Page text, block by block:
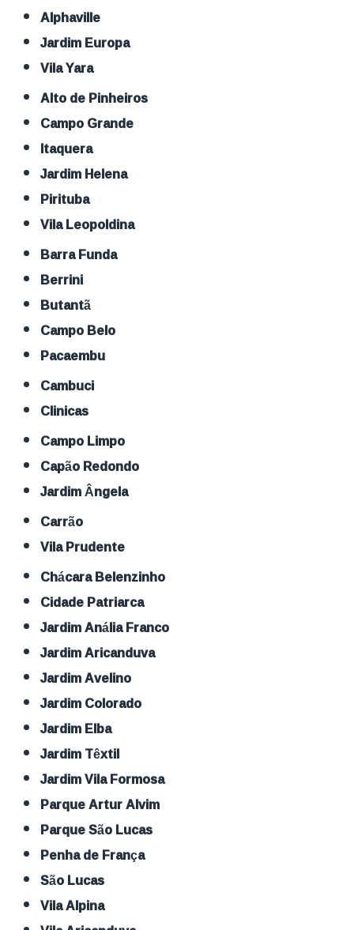
Alphaville
Jardim Europa
Vila Yara
Alto de Pinheiros
Campo Grande
Itaquera
Jardim Helena
Pirituba
Vila Leopoldina
Barra Funda
Berrini
Butantã
Campo Belo
Pacaembu
Cambuci
Clinicas
Campo Limpo
Capão Redondo
Jardim Ângela
Carrão
Vila Prudente
Chácara Belenzinho
Cidade Patriarca
Jardim Anália Franco
Jardim Aricanduva
Jardim Avelino
Jardim Colorado
Jardim Elba
Jardim Têxtil
Jardim Vila Formosa
Parque Artur Alvim
Parque São Lucas
Penha de França
São Lucas
Vila Alpina